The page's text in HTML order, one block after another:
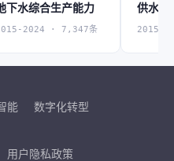
下水综合生产能力
2024 · 7,347条
供水管
2015-
能
数字化转型
用户隐私政策